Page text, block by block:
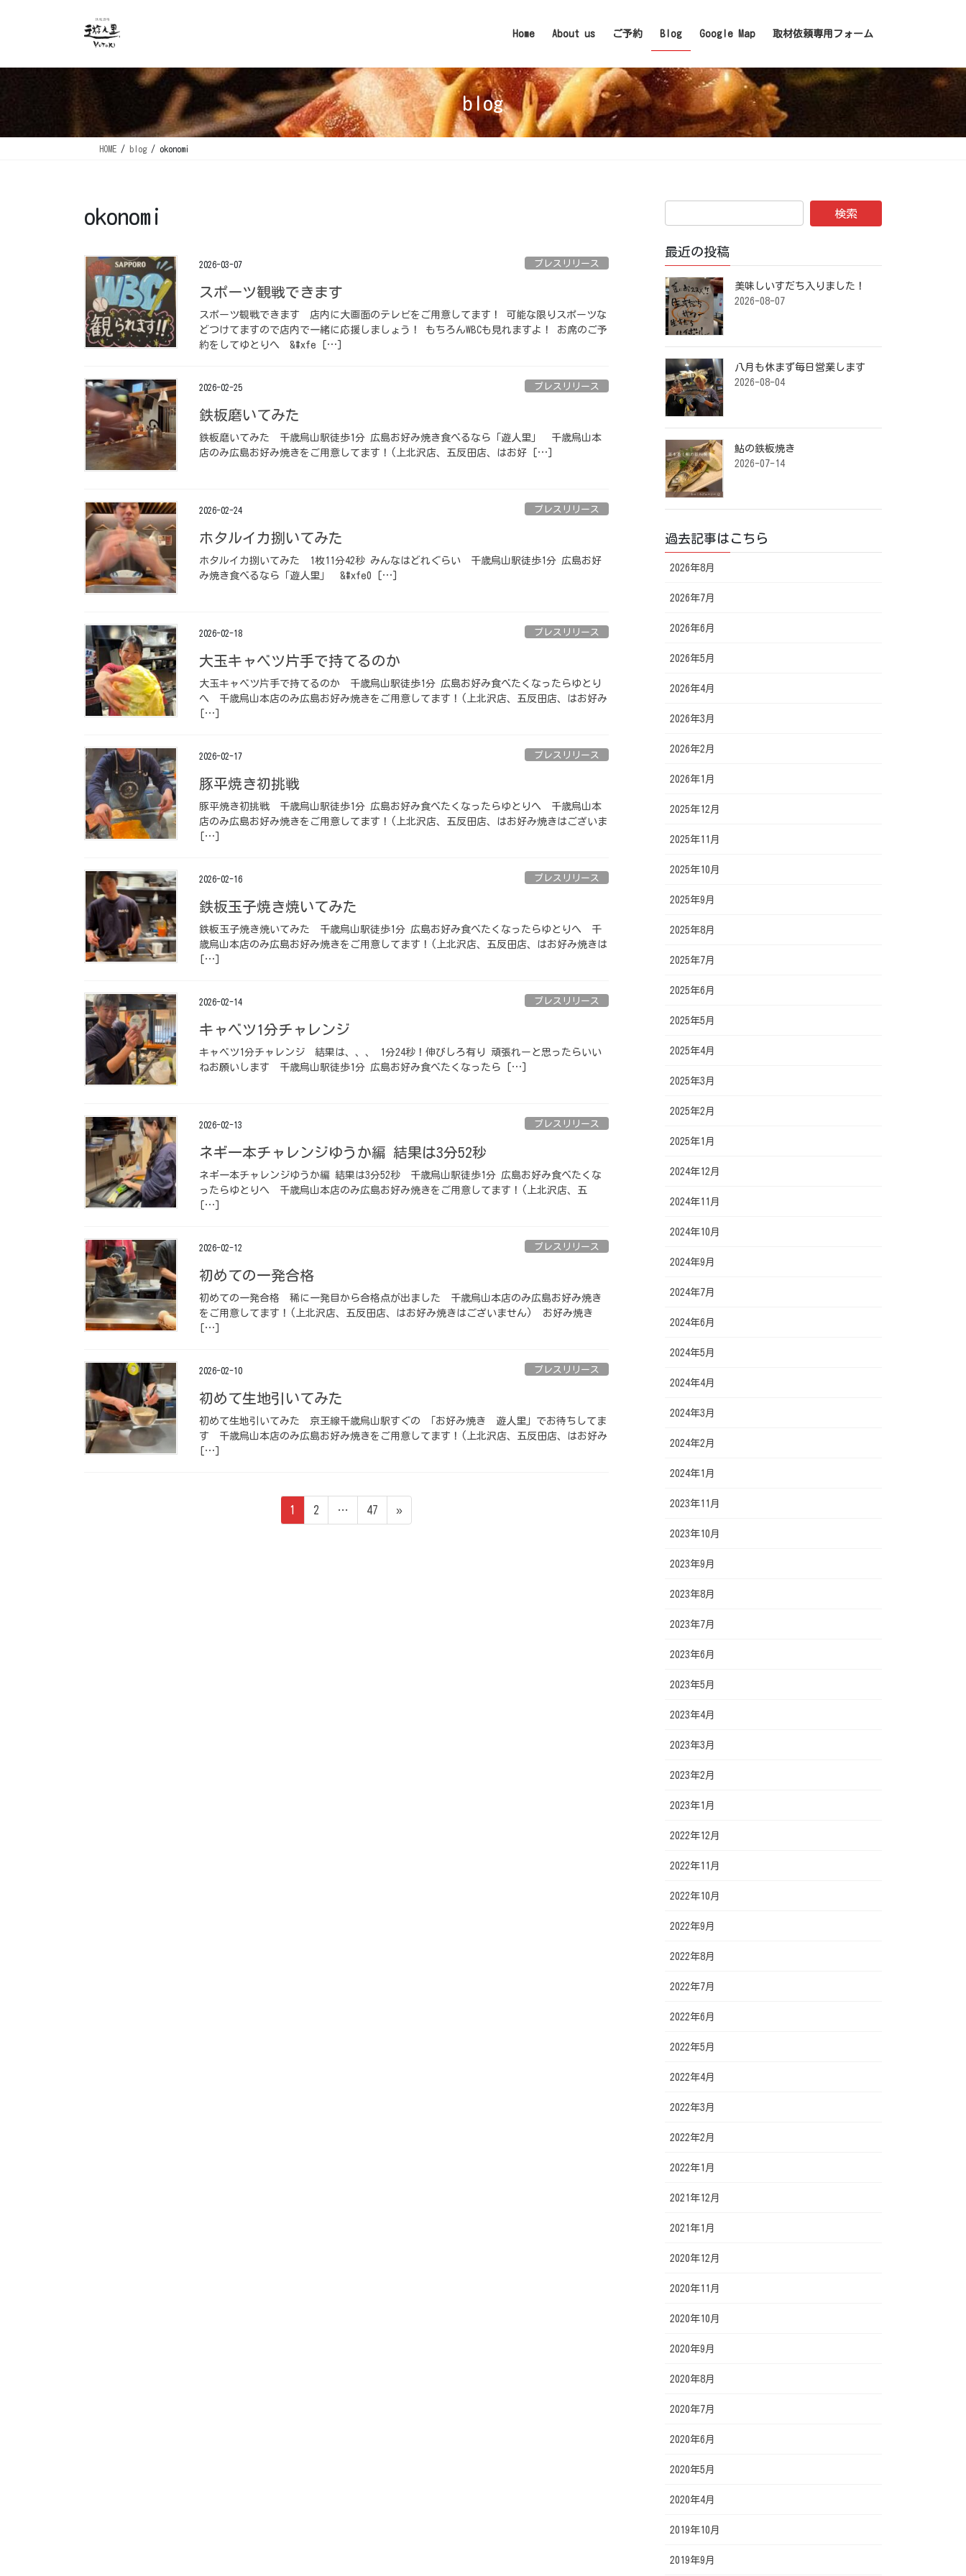
Home About us ご予約 Blog Google Map 取材依頼専用フォーム
blog
HOME blog okonomi
okonomi
2026-03-07 プレスリリース
スポーツ観戦できます️ ⁡
スポーツ観戦できます️ ⁡ 店内に大画面のテレビをご用意してます！ 可能な限りスポーツな
どつけてますので店内で一緒に応援しましょう！ もちろんWBCも見れますよ！ お席のご予
約をしてゆとりへ ⁡ &#xfe […]
2026-02-25 プレスリリース
鉄板磨いてみた️ ⁡
鉄板磨いてみた️ ⁡ 千歳烏山駅徒歩1分️ 広島お好み焼き食べるなら「遊人里」️ ⁡ ️千歳烏山本
店のみ広島お好み焼きをご用意してます！(上北沢店、五反田店、はお好 […]
2026-02-24 プレスリリース
ホタルイカ捌いてみた️ ⁡
ホタルイカ捌いてみた️ ⁡ 1枚11分42秒️ みんなはどれぐらい️ ⁡ 千歳烏山駅徒歩1分️ 広島お好
み焼き食べるなら「遊人里」️ ⁡ &#xfe0 […]
2026-02-18 プレスリリース
大玉キャベツ片手で持てるのか️ ⁡
大玉キャベツ片手で持てるのか️ ⁡ 千歳烏山駅徒歩1分️ 広島お好み食べたくなったらゆとり
へ ⁡ ️千歳烏山本店のみ広島お好み焼きをご用意してます！(上北沢店、五反田店、はお好み
[…]
2026-02-17 プレスリリース
豚平焼き初挑戦️ ⁡
豚平焼き初挑戦️ ⁡ 千歳烏山駅徒歩1分️ 広島お好み食べたくなったらゆとりへ ⁡ ️千歳烏山本
店のみ広島お好み焼きをご用意してます！(上北沢店、五反田店、はお好み焼きはございま
[…]
2026-02-16 プレスリリース
鉄板玉子焼き焼いてみた️ ⁡
鉄板玉子焼き焼いてみた️ ⁡ 千歳烏山駅徒歩1分️ 広島お好み食べたくなったらゆとりへ ⁡ ️千
歳烏山本店のみ広島お好み焼きをご用意してます！(上北沢店、五反田店、はお好み焼きは
[…]
2026-02-14 プレスリリース
キャベツ1分チャレンジ️ ⁡
キャベツ1分チャレンジ️ ⁡ 結果は、、、 1分24秒！伸びしろ有り️ 頑張れーと思ったらいい
ねお願いします️ ⁡ 千歳烏山駅徒歩1分️ 広島お好み食べたくなったら […]
2026-02-13 プレスリリース
ネギ一本チャレンジ️ゆうか編 結果は3分52秒
ネギ一本チャレンジ️ゆうか編 結果は3分52秒 ⁡ 千歳烏山駅徒歩1分️ 広島お好み食べたくな
ったらゆとりへ ⁡ ️千歳烏山本店のみ広島お好み焼きをご用意してます！(上北沢店、五
[…]
2026-02-12 プレスリリース
初めての一発合格 ⁡
初めての一発合格 ⁡ 稀に一発目から合格点が出ました️ ⁡ ️千歳烏山本店のみ広島お好み焼き
をご用意してます！(上北沢店、五反田店、はお好み焼きはございません) ⁡ ️お好み焼き
[…]
2026-02-10 プレスリリース
初めて生地引いてみた️ ⁡
初めて生地引いてみた️ ⁡ 京王線千歳烏山駅すぐの 「お好み焼き 遊人里」でお待ちしてま
す️ ⁡ ️千歳烏山本店のみ広島お好み焼きをご用意してます！(上北沢店、五反田店、はお好み
[…]
ペ
ー
1
ペ
ー
2 …
ペ
ー
47 »
最近の投稿
美味しいすだち入りました！ ⁡
2026-08-07
八月も休まず毎日営業します️ ⁡
2026-08-04
鮎の鉄板焼き ⁡
2026-07-14
過去記事はこちら
2026年8月
2026年7月
2026年6月
2026年5月
2026年4月
2026年3月
2026年2月
2026年1月
2025年12月
2025年11月
2025年10月
2025年9月
2025年8月
2025年7月
2025年6月
2025年5月
2025年4月
2025年3月
2025年2月
2025年1月
2024年12月
2024年11月
2024年10月
2024年9月
2024年7月
2024年6月
2024年5月
2024年4月
2024年3月
2024年2月
2024年1月
2023年11月
2023年10月
2023年9月
2023年8月
2023年7月
2023年6月
2023年5月
2023年4月
2023年3月
2023年2月
2023年1月
2022年12月
2022年11月
2022年10月
2022年9月
2022年8月
2022年7月
2022年6月
2022年5月
2022年4月
2022年3月
2022年2月
2022年1月
2021年12月
2021年1月
2020年12月
2020年11月
2020年10月
2020年9月
2020年8月
2020年7月
2020年6月
2020年5月
2020年4月
2019年10月
2019年9月